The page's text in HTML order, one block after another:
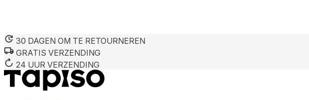
30 DAGEN OM TE RETOURNEREN
GRATIS VERZENDING
24 UUR VERZENDING